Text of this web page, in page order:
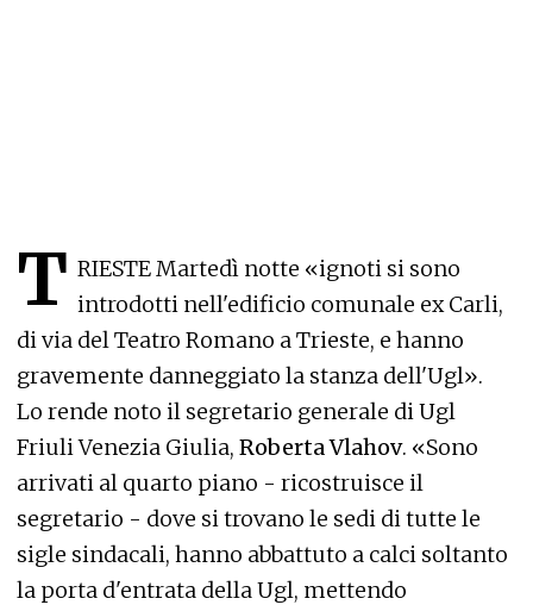
T RIESTE Martedì notte «ignoti si sono
introdotti nell'edificio comunale ex Carli,
di via del Teatro Romano a Trieste, e hanno
gravemente danneggiato la stanza dell'Ugl».
Lo rende noto il segretario generale di Ugl
Friuli Venezia Giulia, Roberta Vlahov. «Sono
arrivati al quarto piano - ricostruisce il
segretario - dove si trovano le sedi di tutte le
sigle sindacali, hanno abbattuto a calci soltanto
la porta d'entrata della Ugl, mettendo